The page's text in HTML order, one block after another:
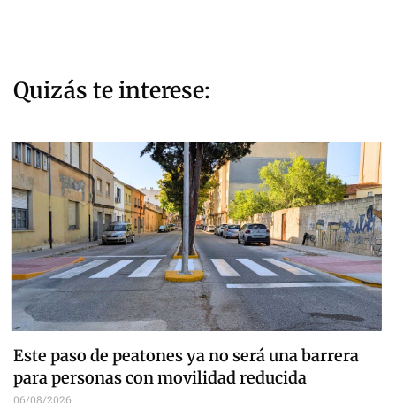
Quizás te interese:
Este paso de peatones ya no será una barrera
para personas con movilidad reducida
06/08/2026